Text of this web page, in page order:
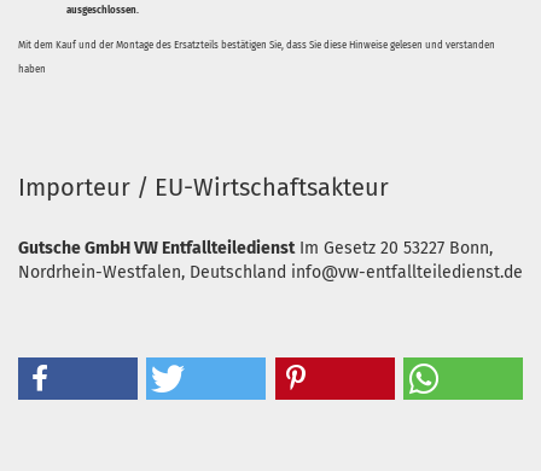
ausgeschlossen.
Mit dem Kauf und der Montage des Ersatzteils bestätigen Sie, dass Sie diese Hinweise gelesen und verstanden
haben
Importeur / EU-Wirtschaftsakteur
Gutsche GmbH VW Entfallteiledienst Im Gesetz 20 53227 Bonn,
Nordrhein-Westfalen, Deutschland info@vw-entfallteiledienst.de